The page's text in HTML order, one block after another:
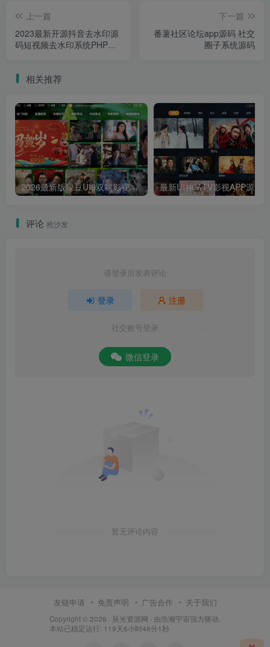
上一篇
2023最新开源抖音去水印源
码短视频去水印系统PHP源
下一篇
番薯社区论坛app源码 社交
圈子系统源码
相关推荐
2026最新版绿豆UI9双端影视APP源码
评论 抢沙发
请登录后发表评论
登录 注册
社交账号登录
微信登录
暂无评论内容
友链申请 免责声明 广告合作 关于我们
Copyright © 2026 · 辰光资源网 · 由浩瀚宇宙强力驱动.
本站已稳定运行: 119天6小时46分2秒